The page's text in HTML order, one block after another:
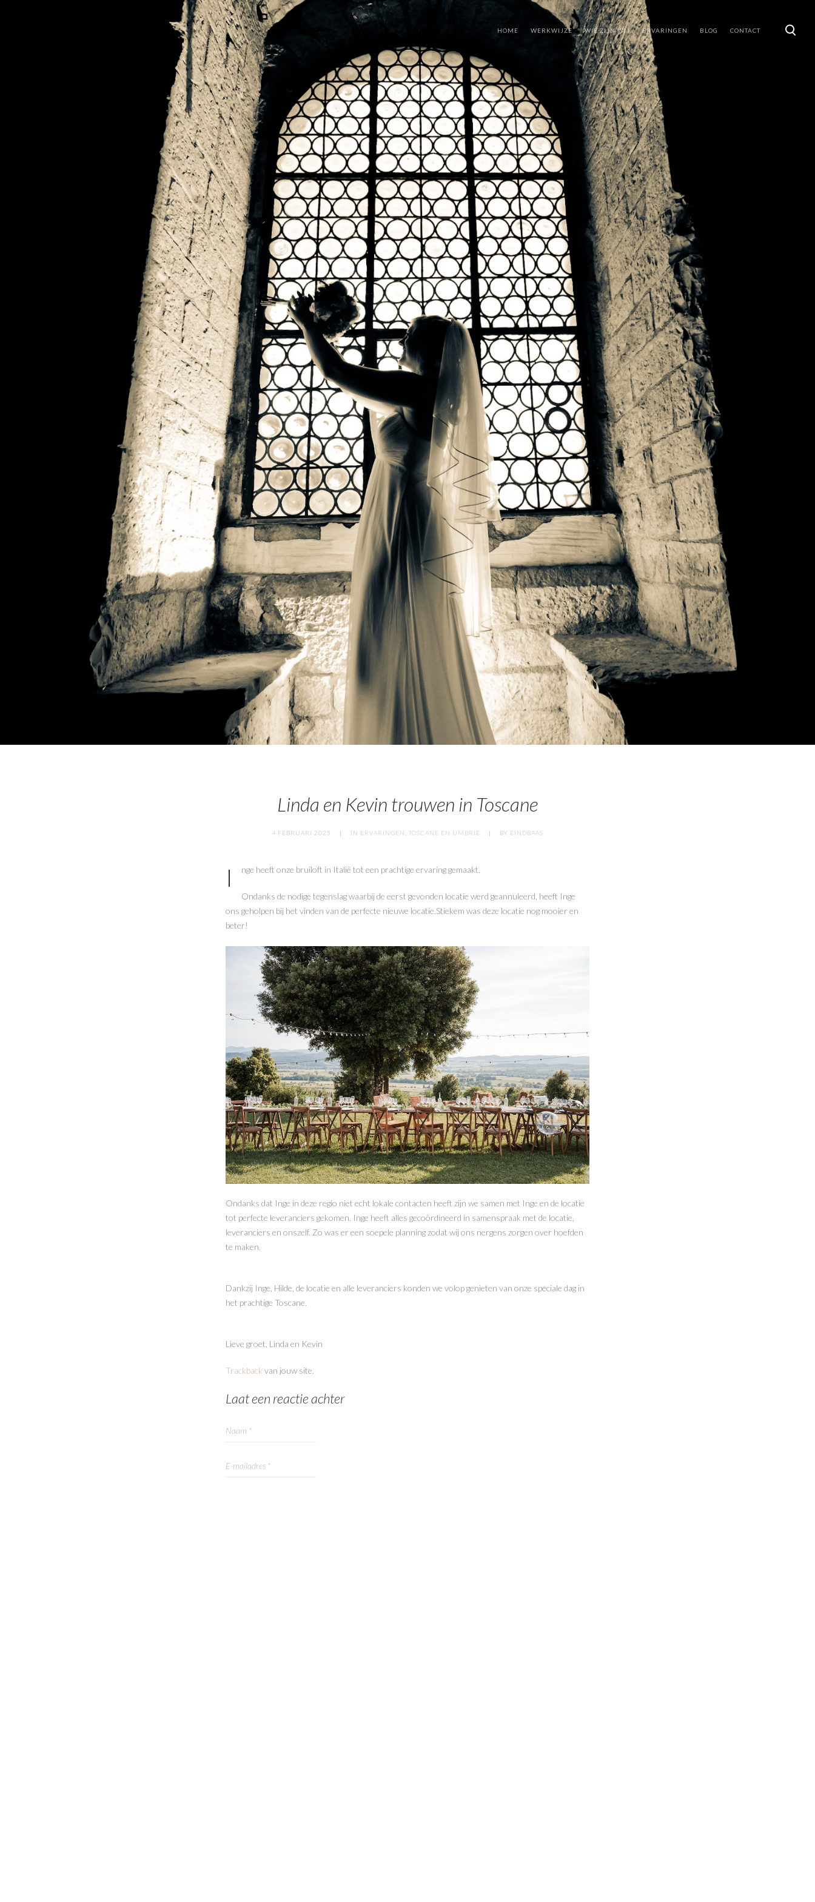
HOME WERKWIJZE WIE ZIJN WIJ ERVARINGEN BLOG CONTACT
Linda en Kevin trouwen in Toscane
4 FEBRUARI 2025 IN ERVARINGEN TOSCANE EN UMBRIE BY EINDBAAS
Inge heeft onze bruiloft in Italië tot een prachtige ervaring gemaakt.
Ondanks de nodige tegenslag waarbij de eerst gevonden locatie werd geannuleerd, heeft Inge
ons geholpen bij het vinden van de perfecte nieuwe locatie.Stiekem was deze locatie nog mooier en
beter!
Ondanks dat Inge in deze regio niet echt lokale contacten heeft zijn we samen met Inge en de locatie
tot perfecte leveranciers gekomen. Inge heeft alles gecoördineerd in samenspraak met de locatie,
leveranciers en onszelf. Zo was er een soepele planning zodat wij ons nergens zorgen over hoefden
te maken.
Dankzij Inge, Hilde, de locatie en alle leveranciers konden we volop genieten van onze speciale dag in
het prachtige Toscane.
Lieve groet, Linda en Kevin
Trackback van jouw site.
Laat een reactie achter